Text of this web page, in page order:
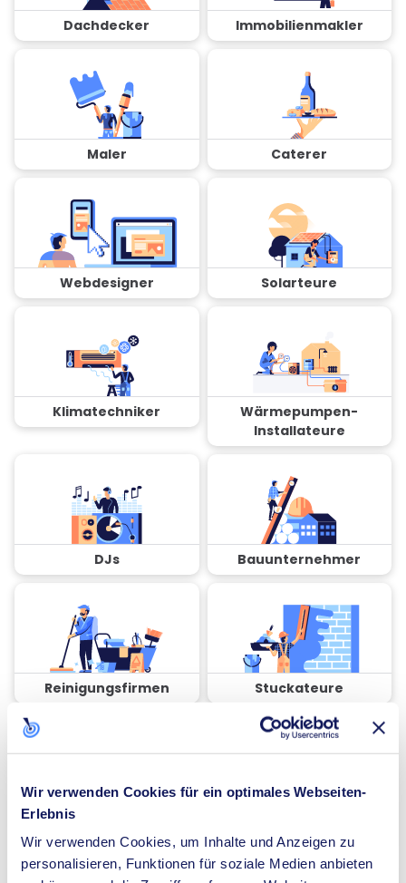
Wir verwenden Cookies für ein optimales Webseiten-
Erlebnis
Wir verwenden Cookies, um Inhalte und Anzeigen zu
personalisieren, Funktionen für soziale Medien anbieten
Dachdecker Immobilienmakler
Maler Caterer
Webdesigner Solarteure
Klimatechniker
Wärmepumpen-
Installateure
DJs Bauunternehmer
Reinigungsfirmen Stuckateure
Dämmung